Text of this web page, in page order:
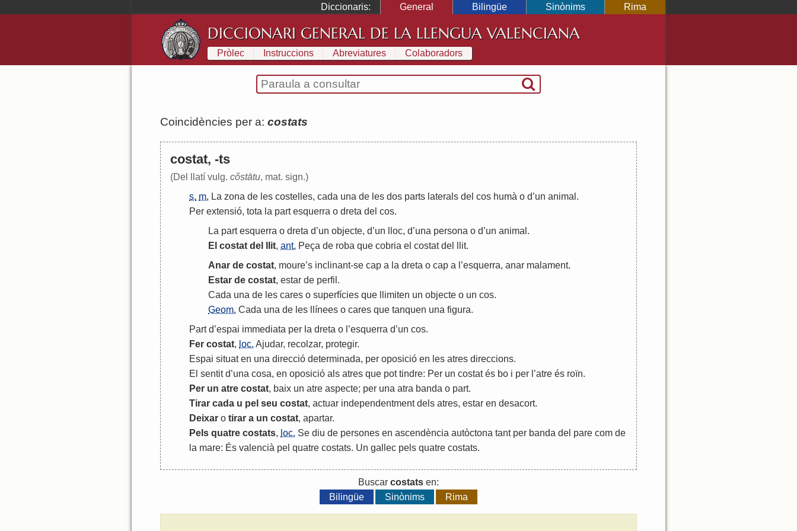
Diccionaris: General Bilingüe Sinònims Rima
DICCIONARI GENERAL DE LA LLENGUA VALENCIANA
Pròlec Instruccions Abreviatures Colaboradors
Coincidències per a: costats
costat, -ts
(Del llatí vulg. cŏstātu, mat. sign.)
s. m. La zona de les costelles, cada una de les dos parts laterals del cos humà o d’un animal .
Per extensió, tota la part esquerra o dreta del cos.
La part esquerra o dreta d’un objecte, d’un lloc, d’una persona o d’un animal .
El costat del llit, ant. Peça de roba que cobria el costat del llit.
Anar de costat, moure’s inclinant-se cap a la dreta o cap a ’esquerra, anar malament.
Estar de costat, estar de perfil .
Cada una de les cares o superfícies que llimiten un objecte o un cos.
Geom. Cada una de les llínees o cares que tanquen una figura.
Part d’espai immediata per la dreta o ’esquerra d’un cos.
Fer costat, loc. Ajudar, recolzar, protegir.
Espai situat en una direcció determinada, per oposició en les atres direccions.
El sentit d’una cosa, en oposició als atres que pot tindre: Per un costat és bo i per ’atre és roïn.
Per un atre costat, baix un atre aspecte; per una atra banda o part.
Tirar cada u pel seu costat, actuar independentment dels atres, estar en desacort.
Deixar o tirar a un costat, apartar.
Pels quatre costats, loc. Se diu de persones en ascendència autòctona tant per banda del pare com de
la mare: És valencià pel quatre costats. Un gallec pels quatre costats.
Buscar costats en:
Bilingüe
Sinònims Rima